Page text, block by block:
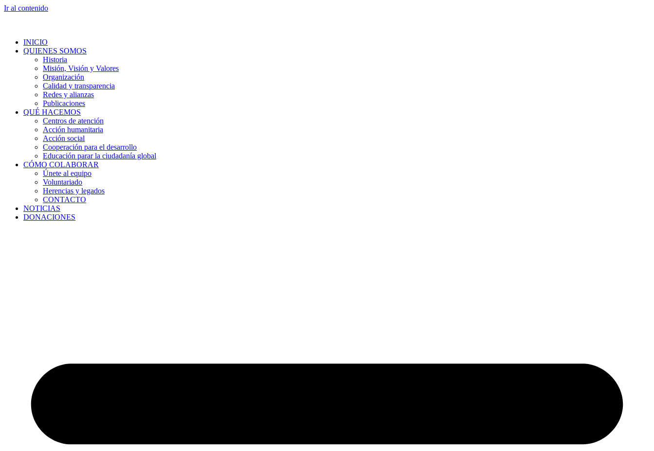
Ir al contenido
INICIO
QUIENES SOMOS
Historia
Misión, Visión y Valores
Organización
Calidad y transparencia
Redes y alianzas
Publicaciones
QUÉ HACEMOS
Centros de atención
Acción humanitaria
Acción social
Cooperación para el desarrollo
Educación parar la ciudadanía global
CÓMO COLABORAR
Únete al equipo
Voluntariado
Herencias y legados
CONTACTO
NOTICIAS
DONACIONES